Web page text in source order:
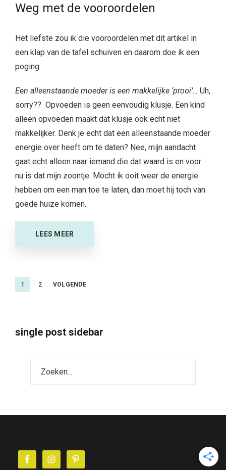
Weg met de vooroordelen
Het liefste zou ik die vooroordelen met dit artikel in
een klap van de tafel schuiven en daarom doe ik een
poging.
Een alleenstaande moeder is een makkelijke ‘prooi’… Uh,
sorry?? Opvoeden is geen eenvoudig klusje. Een kind
alleen opvoeden maakt dat klusje ook echt niet
makkelijker. Denk je echt dat een alleenstaande moeder
energie over heeft om te daten? Nee, mijn aandacht
gaat echt alleen naar iemand die dat waard is en voor
nu is dat mijn zoontje. Mocht ik ooit weer de energie
hebben om een man toe te laten, dan moet hij toch van
goede huize komen.
LEES MEER
Berichtnavigatie
1 2 VOLGENDE
single post sidebar